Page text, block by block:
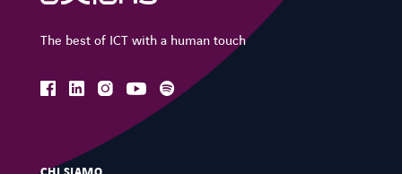
The best of ICT with a human touch
facebooklinkedininstagramyoutube
spotify